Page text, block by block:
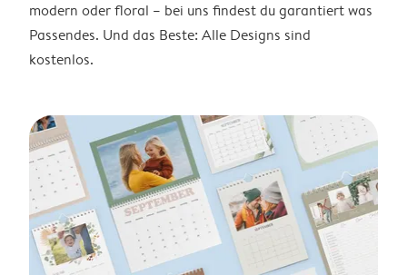
modern oder floral – bei uns findest du garantiert was
Passendes. Und das Beste: Alle Designs sind
kostenlos.